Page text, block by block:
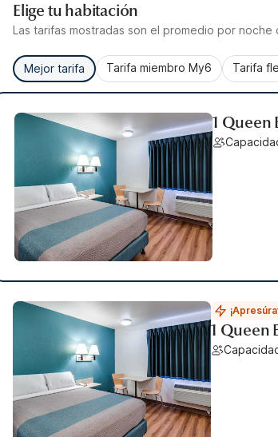
Elige tu habitación
Las tarifas mostradas son el promedio por
Mejor tarifa Tarifa miembro My6 Tarifa
1 Queen
1 Queen